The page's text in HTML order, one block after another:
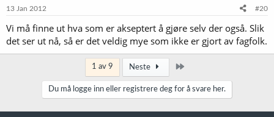
13 Jan 2012 #20
Vi må finne ut hva som er akseptert å gjøre selv der også. Slik
det ser ut nå, så er det veldig mye som ikke er gjort av fagfolk.
1 av 9 Neste
Du må logge inn eller registrere deg for å svare her.